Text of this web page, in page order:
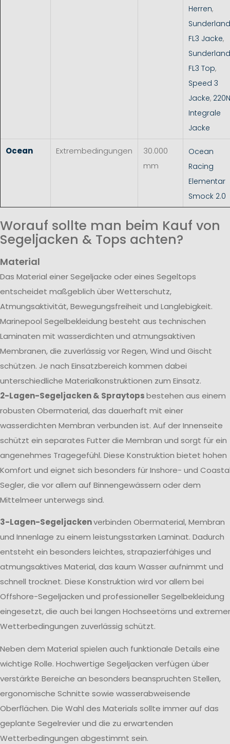
Herren,
Sunderland
FL3 Jacke,
Sunderland
FL3 Top,
Speed 3
Jacke, 220N
Integrale
Jacke
Ocean Extrembedingungen
30.000
mm
Ocean
Racing
Elementar
Smock 2.0
Worauf sollte man beim Kauf von
Segeljacken & Tops achten?
Material
Das Material einer Segeljacke oder eines Segeltops
entscheidet maßgeblich über Wetterschutz,
Atmungsaktivität, Bewegungsfreiheit und Langlebigkeit.
Marinepool Segelbekleidung besteht aus technischen
Laminaten mit wasserdichten und atmungsaktiven
Membranen, die zuverlässig vor Regen, Wind und Gischt
schützen. Je nach Einsatzbereich kommen dabei
unterschiedliche Materialkonstruktionen zum Einsatz.
2-Lagen-Segeljacken & Spraytopsbestehen aus einem
robusten Obermaterial, das dauerhaft mit einer
wasserdichten Membran verbunden ist. Auf der Innenseite
schützt ein separates Futter die Membran und sorgt für ein
angenehmes Tragegefühl. Diese Konstruktion bietet hohen
Komfort und eignet sich besonders für Inshore- und
Segler, die vor allem auf Binnengewässern oder dem
Mittelmeer unterwegs sind.
3-Lagen-Segeljackenverbinden Obermaterial, Membran
und Innenlage zu einem leistungsstarken Laminat. Dadurch
entsteht ein besonders leichtes, strapazierfähiges und
atmungsaktives Material, das kaum Wasser aufnimmt und
schnell trocknet. Diese Konstruktion wird vor allem bei
Offshore-Segeljacken und professioneller Segelbekleidung
eingesetzt, die auch bei langen Hochseetörns und
Wetterbedingungen zuverlässig schützt.
Neben dem Material spielen auch funktionale Details eine
wichtige Rolle. Hochwertige Segeljacken verfügen über
verstärkte Bereiche an besonders beanspruchten Stellen,
ergonomische Schnitte sowie wasserabweisende
Oberflächen. Die Wahl des Materials sollte immer auf das
geplante Segelrevier und die zu erwartenden
Wetterbedingungen abgestimmt sein.